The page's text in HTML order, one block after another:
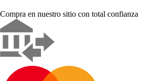
Compra en nuestro sitio con total confianza